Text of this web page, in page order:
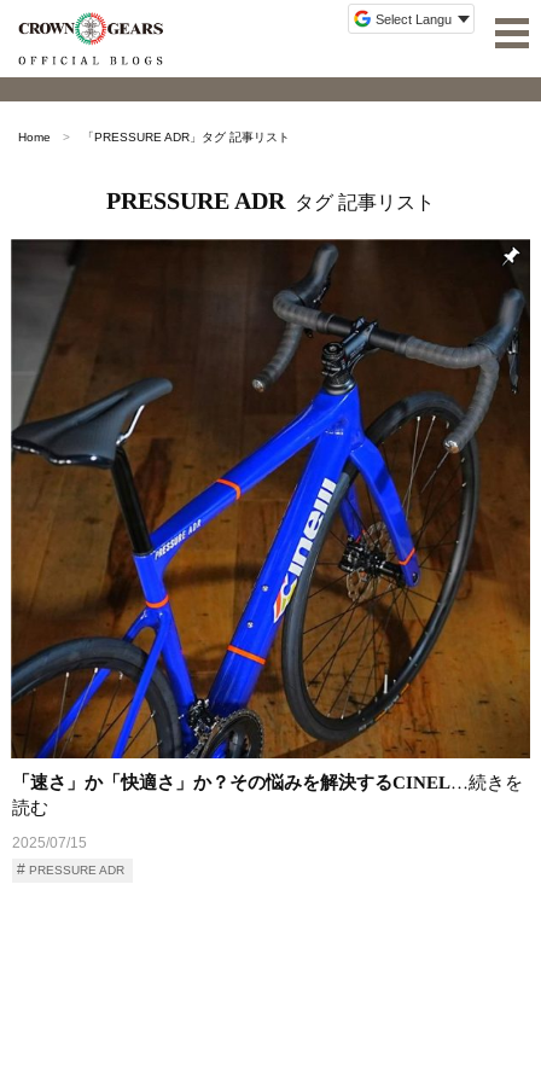
Home 「PRESSURE ADR 」タグ 記事リスト
PRESSURE ADR タグ 記事リスト
「速さ」か「快適さ」か？その悩みを解決するCINEL…続きを
読む
2025/07/15
PRESSURE ADR